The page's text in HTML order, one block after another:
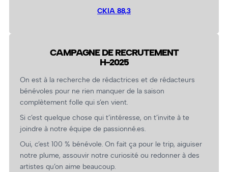
CKIA 88,3
CAMPAGNE DE RECRUTEMENT
H-2025
On est à la recherche de rédactrices et de rédacteurs
bénévoles pour ne rien manquer de la saison
complètement folle qui s’en vient.
Si c’est quelque chose qui t’intéresse, on t’invite à te
joindre à notre équipe de passionné.es.
Oui, c’est 100 % bénévole. On fait ça pour le trip, aiguiser
notre plume, assouvir notre curiosité ou redonner à des
artistes qu’on aime beaucoup.